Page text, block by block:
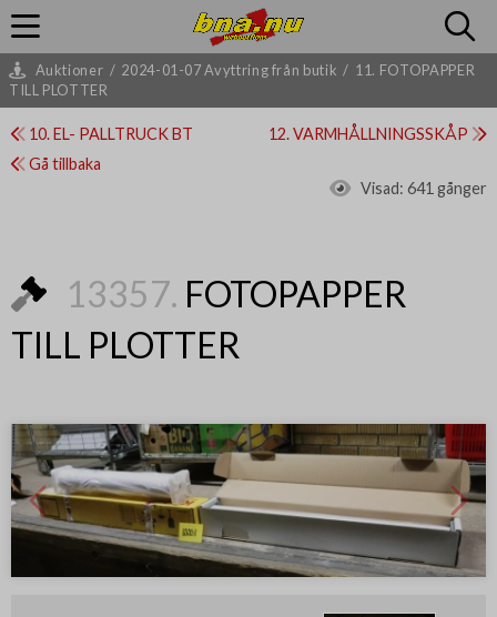
Auktioner / 2024-01-07 Avyttring från butik / 11. FOTOPAPPER
TILL PLOTTER
10. EL- PALLTRUCK BT
12. VARMHÅLLNINGSSKÅP
Gå tillbaka
Visad: 641 gånger
13357. FOTOPAPPER
TILL PLOTTER